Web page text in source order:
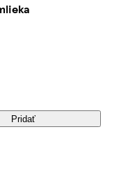
Pridať